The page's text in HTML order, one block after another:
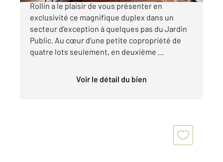
Rollin a le plaisir de vous présenter en
exclusivité ce magnifique duplex dans un
secteur d'exception à quelques pas du Jardin
Public. Au cœur d'une petite copropriété de
quatre lots seulement, en deuxième ...
Voir le détail du bien